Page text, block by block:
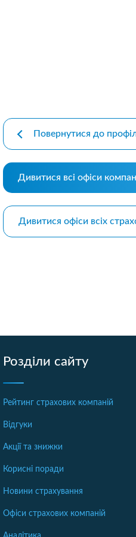
Повернутися до
Дивитися всі офіси
Дивитися офіси всіх
Розділи сайту
Рейтинг страхових компаній
Відгуки
Акції та знижки
Корисні поради
Новини страхування
Офіси страхових компаній